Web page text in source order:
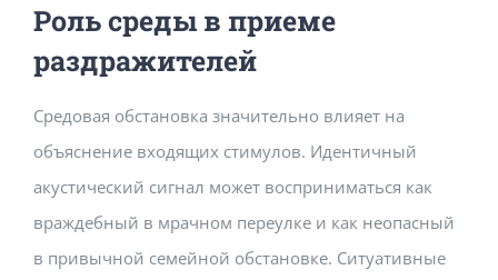
Роль среды в приеме
раздражителей
Средовая обстановка значительно влияет на
объяснение входящих стимулов. Идентичный
акустический сигнал может восприниматься как
враждебный в мрачном переулке и как неопасный
в привычной семейной обстановке. Ситуативные